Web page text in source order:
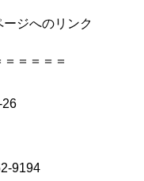
ジへのリンク
＝＝＝＝
26
9194